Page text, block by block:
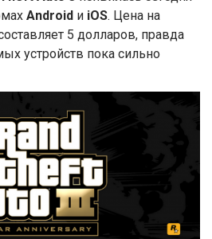
Android и iOS. Цена на
5 долларов, правда
устройств пока сильно